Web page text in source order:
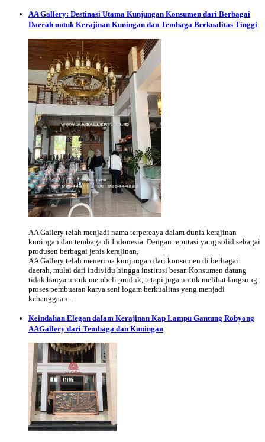
AA Gallery: Destinasi Utama Kunjungan Konsumen dari Berbagai
Daerah untuk Kerajinan Kuningan dan Tembaga Berkualitas Tinggi
AA Gallery telah menjadi nama terpercaya dalam dunia kerajinan
kuningan dan tembaga di Indonesia. Dengan reputasi yang solid sebagai
produsen berbagai jenis kerajinan,
AA Gallery telah menerima kunjungan dari konsumen di berbagai
daerah, mulai dari individu hingga institusi besar. Konsumen datang
tidak hanya untuk membeli produk, tetapi juga untuk melihat langsung
proses pembuatan karya seni logam berkualitas yang menjadi
kebanggaan...
Keindahan Elegan dalam Kerajinan Kap Lampu Gantung Robyong
AAGallery dari Tembaga dan Kuningan